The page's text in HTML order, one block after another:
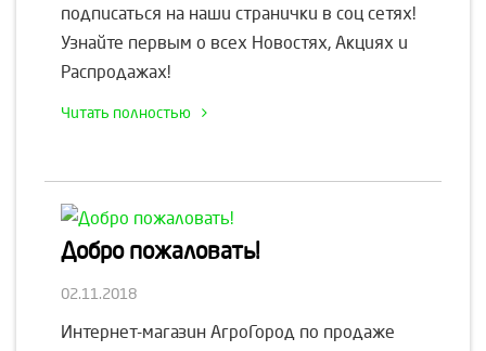
подписаться на наши странички в соц сетях!
Узнайте первым о всех Новостях, Акциях и
Распродажах!
Читать полностью
Добро пожаловать!
02.11.2018
Интернет-магазин АгроГород по продаже